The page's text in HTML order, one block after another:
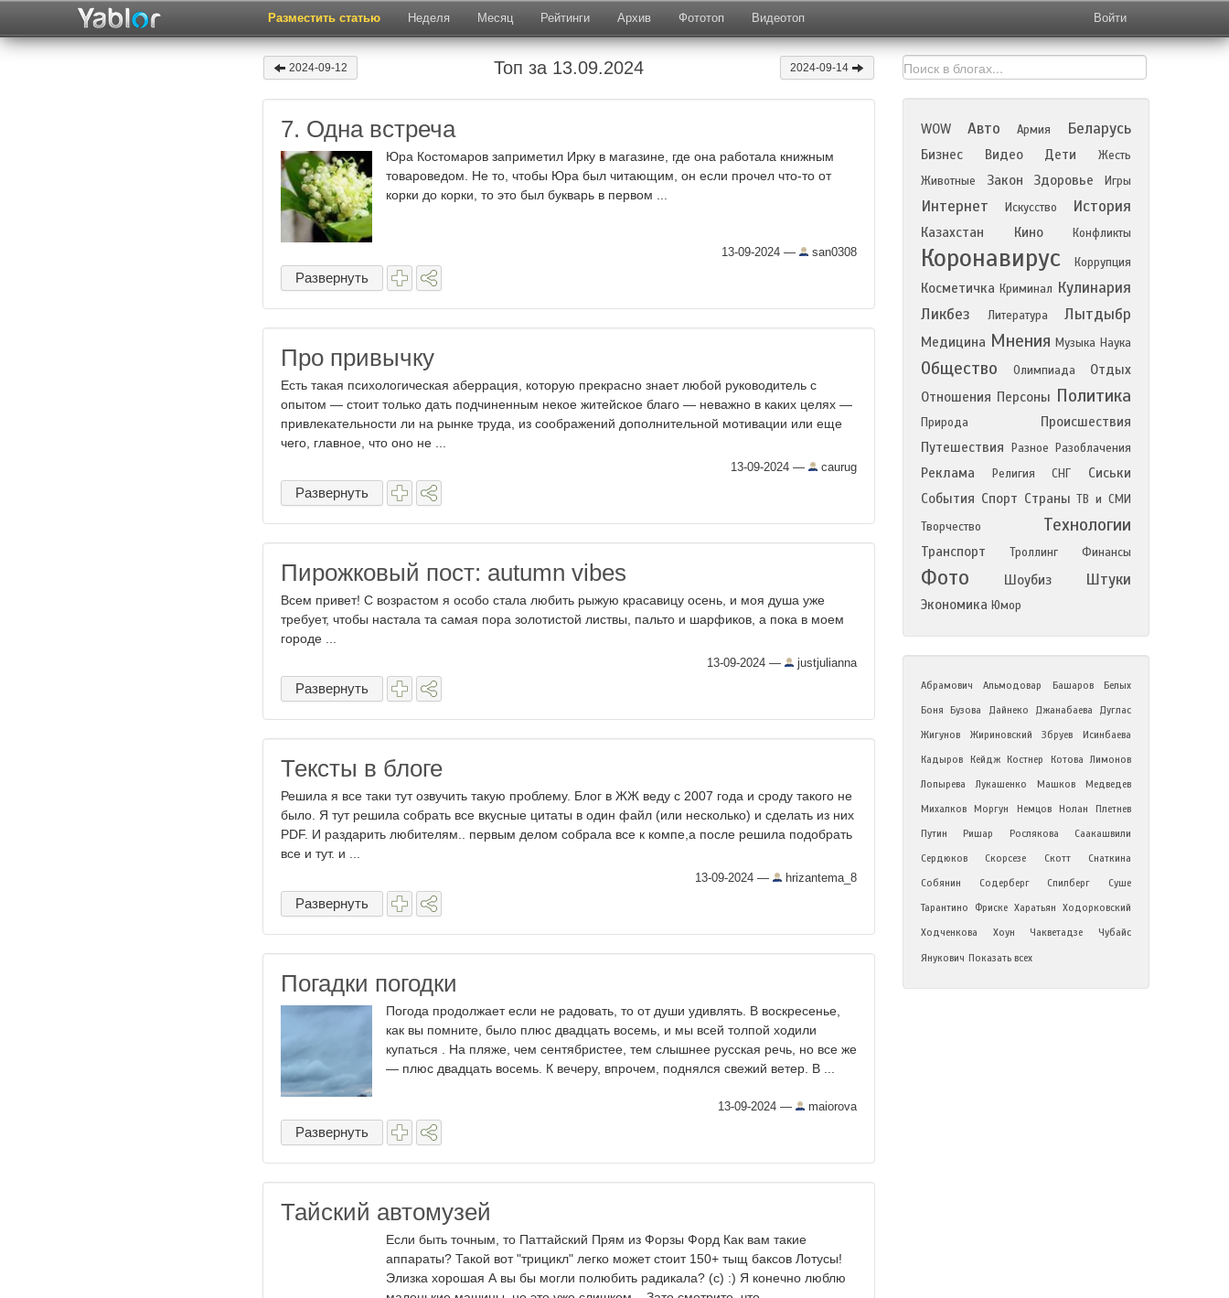
Разместить статью Неделя Месяц Рейтинги Архив Фототоп Видеотоп Войти
2024-09-12 Топ за 13.09.2024 2024-09-14
7. Одна встреча
Юра Костомаров заприметил Ирку в магазине, где она работала книжным
товароведом. Не то, чтобы Юра был читающим, он если прочел что-то от
корки до корки, то это был букварь в первом ...
13-09-2024 — san0308
Развернуть
Про привычку
Есть такая психологическая аберрация, которую прекрасно знает любой руководитель с
опытом — стоит только дать подчиненным некое житейское благо — неважно в каких целях —
привлекательности ли на рынке труда, из соображений дополнительной мотивации или еще
чего, главное, что оно не ...
13-09-2024 — caurug
Развернуть
Пирожковый пост: autumn vibes
Всем привет! С возрастом я особо стала любить рыжую красавицу осень, и моя душа уже
требует, чтобы настала та самая пора золотистой листвы, пальто и шарфиков, а пока в моем
городе ...
13-09-2024 — justjulianna
Развернуть
Тексты в блоге
Решила я все таки тут озвучить такую проблему. Блог в ЖЖ веду с 2007 года и сроду такого не
было. Я тут решила собрать все вкусные цитаты в один файл (или несколько) и сделать из них
PDF. И раздарить любителям.. первым делом собрала все к компе,а после решила подобрать
все и тут. и ...
13-09-2024 — hrizantema_8
Развернуть
Погадки погодки
Погода продолжает если не радовать, то от души удивлять. В воскресенье,
как вы помните, было плюс двадцать восемь, и мы всей толпой ходили
купаться . На пляже, чем сентябристее, тем слышнее русская речь, но все же
— плюс двадцать восемь. К вечеру, впрочем, поднялся свежий ветер. В ...
13-09-2024 — maiorova
Развернуть
Тайский автомузей
Если быть точным, то Паттайский Прям из Форзы Форд Как вам такие
аппараты? Такой вот "трицикл" легко может стоит 150+ тыщ баксов Лотусы!
Элизка хорошая А вы бы могли полюбить радикала? (с) :) Я конечно люблю
WOW Авто Армия Беларусь
Бизнес Видео Дети
Жесть
Животные
Закон Здоровье Игры
Интернет Искусство История
Казахстан Кино Конфликты
Коронавирус Коррупция
Косметичка Криминал Кулинария
Ликбез
Литература Лытдыбр
Медицина Мнения Музыка Наука
Общество Олимпиада
Отдых
Отношения Персоны Политика
Природа
Происшествия
Путешествия
Разное Разоблачения
Реклама Религия СНГ
Сиськи
События Спорт Страны ТВ и СМИ
Творчество
Технологии
Транспорт Троллинг Финансы
Фото Шоубиз Штуки
Экономика Юмор
Абрамович Альмодовар Башаров
Белых
Боня
Бузова Дайнеко Джанабаева
Дуглас
Жигунов
Жириновский Збруев
Исинбаева
Кадыров
Кейдж Костнер Котова Лимонов
Лопырева
Лукашенко Машков
Медведев
Михалков
Моргун Немцов Нолан
Плетнев
Путин
Ришар Рослякова
Саакашвили
Сердюков
Скорсезе Скотт
Снаткина
Собянин
Содерберг Спилберг
Суше
Тарантино
Фриске Харатьян Ходорковский
Ходченкова
Хоун Чакветадзе
Чубайс
Янукович Показать всех